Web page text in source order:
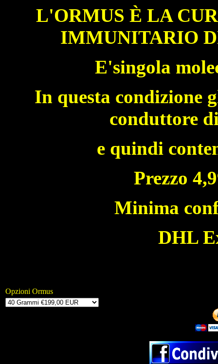
L'ORMUS È LA
IMMUNITARIO
E'singola
In questa condizione
conduttore
e quindi
Prezzo
Minima
DHL
Opzioni Ormus